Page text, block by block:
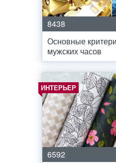
8438
Основные
мужских часов
ИНТЕРЬЕР
6592